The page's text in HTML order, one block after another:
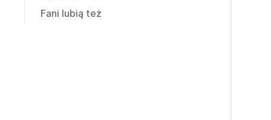
Fani lubią też